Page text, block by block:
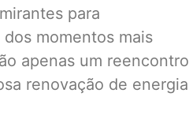
para
momentos mais
apenas um reencontro
renovação de energia